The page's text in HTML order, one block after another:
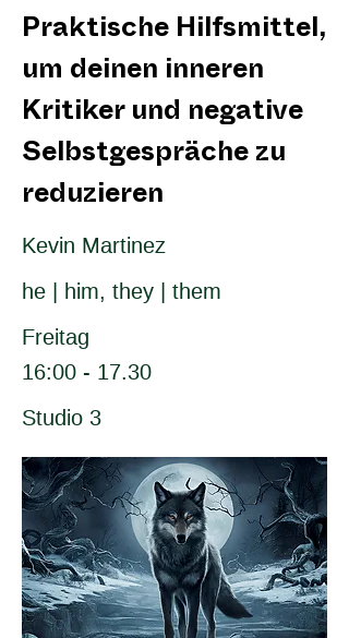
Praktische Hilfsmittel,
um deinen inneren
Kritiker und negative
Selbstgespräche zu
reduzieren
Kevin Martinez
he | him, they | them
Freitag
16:00 - 17.30
Studio 3